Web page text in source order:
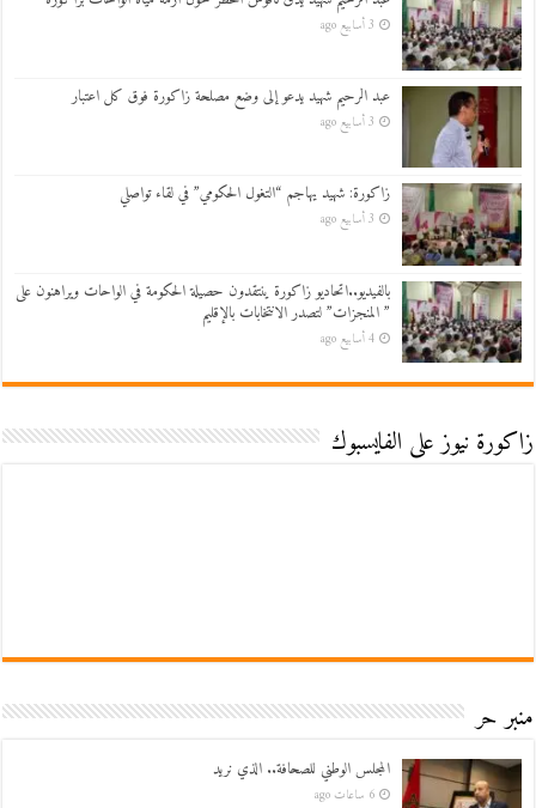
3 أسابيع ago
عبد الرحيم شهيد يدعو إلى وضع مصلحة زاكورة فوق كل اعتبار
3 أسابيع ago
زاكورة: شهيد يهاجم “التغول الحكومي” في لقاء تواصلي
3 أسابيع ago
بالفيديو..اتحاديو زاكورة ينتقدون حصيلة الحكومة في الواحات ويراهنون على
” المنجزات” لتصدر الانتخابات بالإقليم
4 أسابيع ago
زاكورة نيوز على الفايسبوك
منبر حر
المجلس الوطني للصحافة.. الذي نريد
6 ساعات ago